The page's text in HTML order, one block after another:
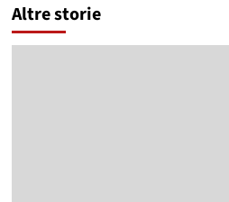
Altre storie